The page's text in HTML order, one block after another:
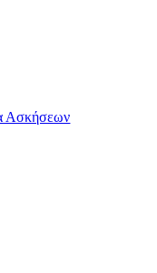
Ασκήσεων